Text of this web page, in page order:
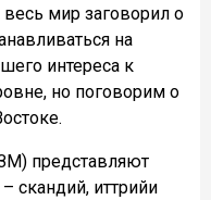
весь мир заговорил о
на
интереса к
но поговорим о
представляют
– скандий, иттрийи